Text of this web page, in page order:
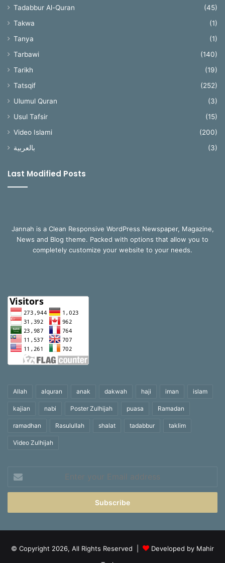
Tadabbur Al-Quran
(45)
Takwa
(1)
Tanya
(1)
Tarbawi
(140)
Tarikh
(19)
Tatsqif
(252)
Ulumul Quran
(3)
Usul Tafsir
(15)
Video Islami
(200)
بالعربية
(3)
Last Modified Posts
Jannah is a Clean Responsive WordPress Newspaper, Magazine,
News and Blog theme. Packed with options that allow you to
completely customize your website to your needs.
Allah alquran anak dakwah haji iman islam
kajian nabi Poster Zulhijah puasa Ramadan
ramadhan Rasulullah shalat tadabbur taklim
Video Zulhijah
your
Email
© Copyright 2026, All Rights Reserved |
Developed by Mahir